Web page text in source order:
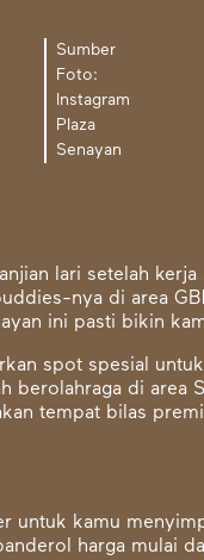
Sumber
Foto:
Instagram
Plaza
Senayan
lari setelah kerja
nya di area
ini pasti bikin
spot spesial
berolahraga di area
tempat bilas
untuk kamu
harga mulai